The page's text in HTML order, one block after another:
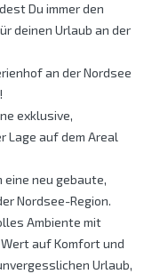
Du immer den
deinen Urlaub an der
an der Nordsee
exklusive,
Lage auf dem Areal
neu gebaute,
Nordsee-Region.
Ambiente mit
auf Komfort und
Urlaub,